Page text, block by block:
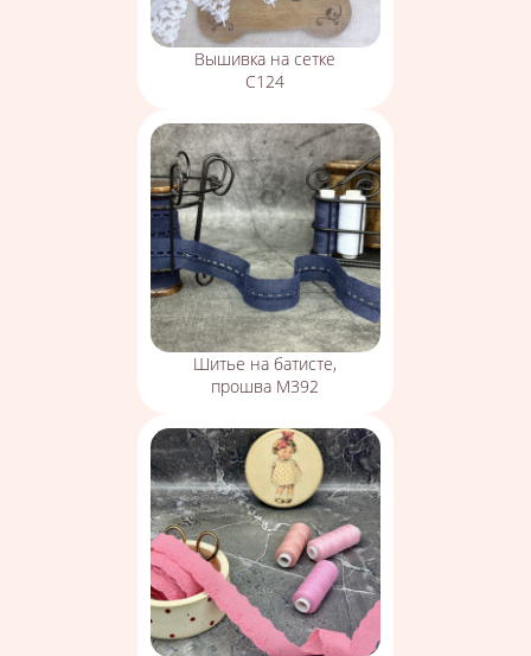
Вышивка на сетке
С124
Шитье на батисте,
прошва М392